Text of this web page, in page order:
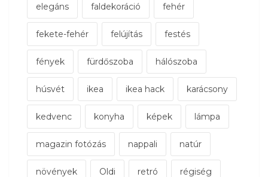
elegáns faldekoráció fehér
fekete-fehér felújítás festés
fények fürdőszoba hálószoba
húsvét ikea ikea hack karácsony
kedvenc konyha képek lámpa
magazin fotózás nappali natúr
növények Oldi retró régiség